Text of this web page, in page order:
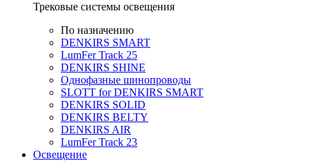
Трековые системы освещения
По назначению
DENKIRS SMART
LumFer Track 25
DENKIRS SHINE
Однофазные шинопроводы
SLOTT for DENKIRS SMART
DENKIRS SOLID
DENKIRS BELTY
DENKIRS AIR
LumFer Track 23
Освещение